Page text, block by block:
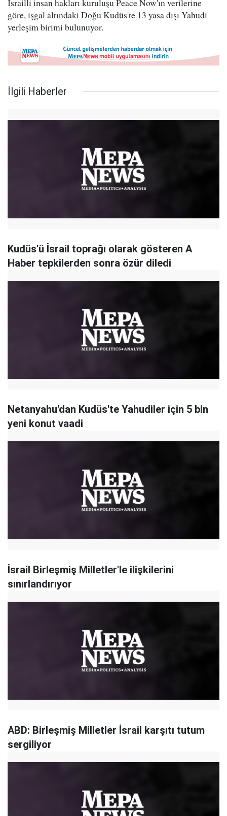
İsrailli insan hakları kuruluşu Peace Now'ın verilerine
göre, işgal altındaki Doğu Kudüs'te 13 yasa dışı Yahudi
yerleşim birimi bulunuyor.
İlgili Haberler
Kudüs'ü İsrail toprağı olarak gösteren A
Haber tepkilerden sonra özür diledi
Netanyahu'dan Kudüs'te Yahudiler için 5 bin
yeni konut vaadi
İsrail Birleşmiş Milletler'le ilişkilerini
sınırlandırıyor
ABD: Birleşmiş Milletler İsrail karşıtı tutum
sergiliyor